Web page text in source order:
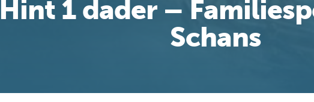
Hint 1 dader –
Schans